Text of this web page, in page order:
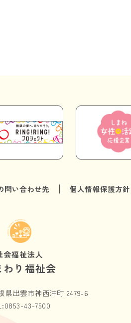
問い合わせ先 個人情報保護方針
会福祉法人
わり福祉会
県出雲市神西沖町 2479-6
43-7500